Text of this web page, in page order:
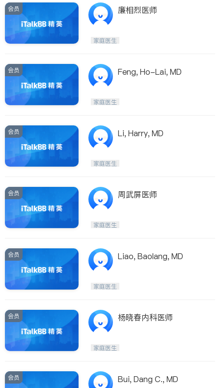
会员 廉相烈医师
家庭医生
会员 Feng, Ho-Lai, MD
家庭医生
会员 Li, Harry, MD
家庭医生
会员 周武屏医师
家庭医生
会员 Liao, Baolang, MD
家庭医生
会员 杨晓春内科医师
家庭医生
会员 Bui, Dang C., MD